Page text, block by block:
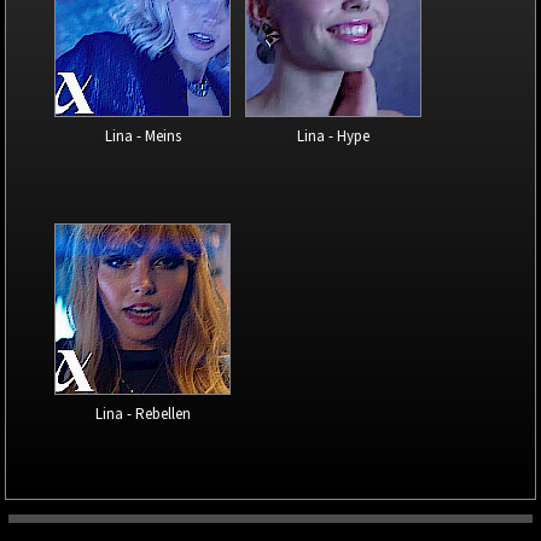
Lina - Meins Lina - Hype
Lina - Rebellen